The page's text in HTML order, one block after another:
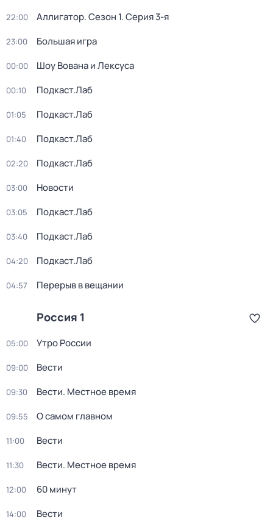
22:00 Аллигатор. Сезон 1. Серия 3-я
23:00 Большая игра
00:00 Шоу Вована и Лексуса
00:10 Подкаст.Лаб
01:05 Подкаст.Лаб
01:40 Подкаст.Лаб
02:20 Подкаст.Лаб
03:00 Новости
03:05 Подкаст.Лаб
03:40 Подкаст.Лаб
04:20 Подкаст.Лаб
04:57 Перерыв в вещании
Россия 1
05:00 Утро России
09:00 Вести
09:30 Вести. Местное время
09:55 О самом главном
11:00 Вести
11:30 Вести. Местное время
12:00 60 минут
14:00 Вести